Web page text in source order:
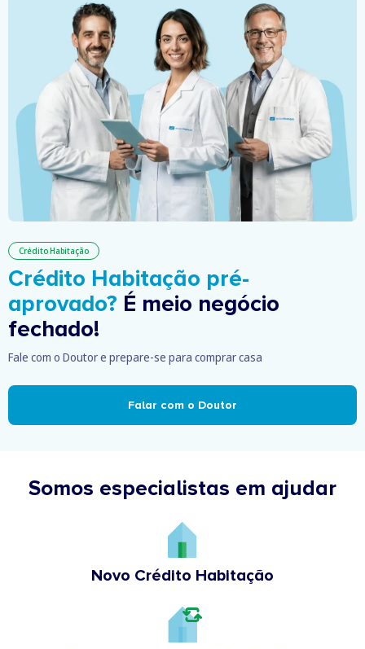
Crédito Habitação
Crédito Habitação pré-
aprovado? É meio negócio
fechado!
Fale com o Doutor e prepare-se para comprar casa
Falar com o Doutor
Somos especialistas em ajudar
Novo Crédito Habitação